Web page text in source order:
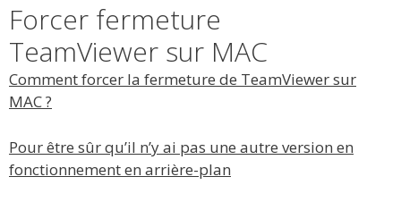
Forcer fermeture
TeamViewer sur MAC
Comment forcer la fermeture de TeamViewer sur
MAC ?
Pour être sûr qu’il n’y ai pas une autre version en
fonctionnement en arrière-plan